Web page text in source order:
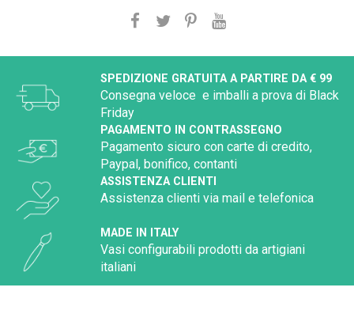
SPEDIZIONE GRATUITA A PARTIRE DA € 99
Consegna veloce e imballi a prova di Black
Friday
PAGAMENTO IN CONTRASSEGNO
Pagamento sicuro con carte di credito,
Paypal, bonifico, contanti
ASSISTENZA CLIENTI
Assistenza clienti via mail e telefonica
MADE IN ITALY
Vasi configurabili prodotti da artigiani
italiani